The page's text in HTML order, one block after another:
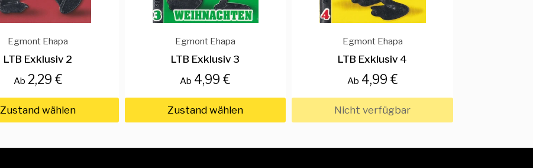
Egmont Ehapa
LTB Exklusiv 2
Ab 2,29 €
Zustand wählen
Egmont Ehapa
LTB Exklusiv 3
Ab 4,99 €
Zustand wählen
Egmont Ehapa
LTB Exklusiv 4
Ab 4,99 €
Nicht verfügbar